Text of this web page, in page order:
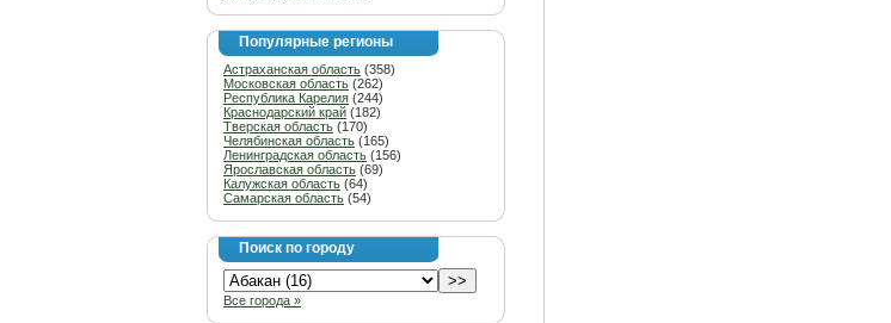
Популярные регионы
Астраханская область (358)
Московская область (262)
Республика Карелия (244)
Краснодарский край (182)
Тверская область (170)
Челябинская область (165)
Ленинградская область (156)
Ярославская область (69)
Калужская область (64)
Самарская область (54)
Поиск по городу
Все города »